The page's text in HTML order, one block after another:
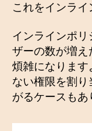
これをインライ
インラインポ
ザーの数が増
煩雑になります
ない権限を割
がるケースもあ